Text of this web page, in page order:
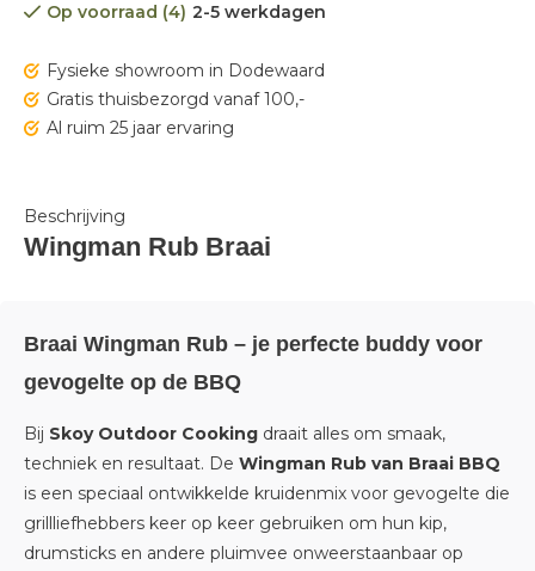
Op voorraad (4) 2-5 werkdagen
Fysieke showroom in Dodewaard
Gratis thuisbezorgd vanaf 100,-
Al ruim 25 jaar ervaring
Beschrijving
Wingman Rub Braai
Braai Wingman Rub – je perfecte buddy voor
gevogelte op de BBQ
Bij Skoy Outdoor Cooking draait alles om smaak,
techniek en resultaat. De Wingman Rub van Braai BBQ
is een speciaal ontwikkelde kruidenmix voor gevogelte die
grillliefhebbers keer op keer gebruiken om hun kip,
drumsticks en andere pluimvee onweerstaanbaar op